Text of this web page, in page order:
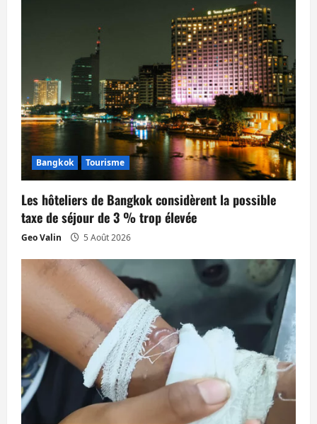
Bangkok Tourisme
Les hôteliers de Bangkok considèrent la possible
taxe de séjour de 3 % trop élevée
Geo Valin 5 Août 2026